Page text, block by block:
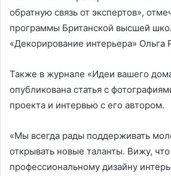
обратную связь от экспертов»,
программы Британской высшей
«Декорирование интерьера» Ольга
Также в журнале «Идеи вашего
опубликована статья с
проекта и интервью с его автором.
«Мы всегда рады поддерживать
открывать новые таланты. Вижу,
профессиональному дизайну